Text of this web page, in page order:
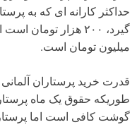
حداکثر کارانه ای که به
میلیون تومان است.
گوشت کافی است اما